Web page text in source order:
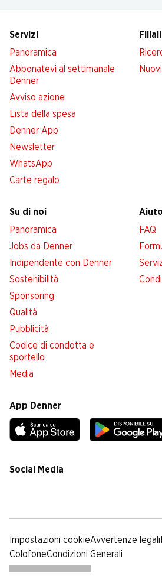
Servizi
Panoramica
Abbonatevi al settimanale
Denner
Avviso azione
Lista della spesa
Denner App
Newsletter
WhatsApp
Carte regalo
Filiali
Su di noi
Panoramica
Jobs da Denner
Indipendente con Denner
Sostenibilità
Sponsoring
Qualità
Pubblicità
Codice di condotta e
sportello
Media
FAQ
App Denner
Social Media
Impostazioni cookieAvvertenze legali
ColofoneCondizioni Generali